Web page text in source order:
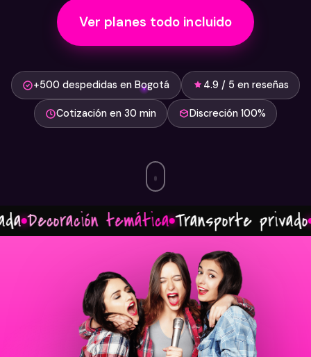
Ver planes todo incluido
+500 despedidas en Bogotá 4.9 / 5 en reseñas
Cotización en 30 min Discreción 100%
temática Transporte privado Photo